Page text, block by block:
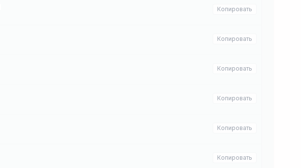
Копировать
Копировать
Копировать
Копировать
Копировать
Копировать